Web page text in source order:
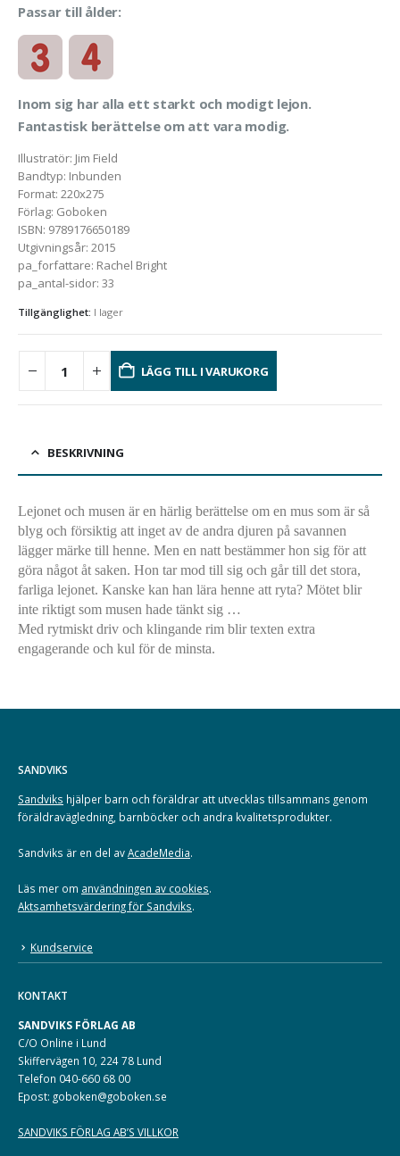
Passar till ålder:
Inom sig har alla ett starkt och modigt lejon.
Fantastisk berättelse om att vara modig.
Illustratör: Jim Field
Bandtyp: Inbunden
Format: 220x275
Förlag: Goboken
ISBN: 9789176650189
Utgivningsår: 2015
pa_forfattare: Rachel Bright
pa_antal-sidor: 33
Tillgänglighet: I lager
LÄGG TILL I VARUKORG
BESKRIVNING
Lejonet och musen är en härlig berättelse om en mus som är så
blyg och försiktig att inget av de andra djuren på savannen
lägger märke till henne. Men en natt bestämmer hon sig för att
göra något åt saken. Hon tar mod till sig och går till det stora,
farliga lejonet. Kanske kan han lära henne att ryta? Mötet blir
inte riktigt som musen hade tänkt sig …
Med rytmiskt driv och klingande rim blir texten extra
engagerande och kul för de minsta.
SANDVIKS
Sandviks hjälper barn och föräldrar att utvecklas tillsammans genom
föräldravägledning, barnböcker och andra kvalitetsprodukter.
Sandviks är en del avAcadeMedia.
Läs mer om användningen av cookies.
Aktsamhetsvärdering för Sandviks.
Kundservice
KONTAKT
SANDVIKS FÖRLAG AB
C/O Online i Lund
Skiffervägen 10, 224 78 Lund
Telefon 040-660 68 00
Epost: goboken@goboken.se
SANDVIKS FÖRLAG AB’S VILLKOR